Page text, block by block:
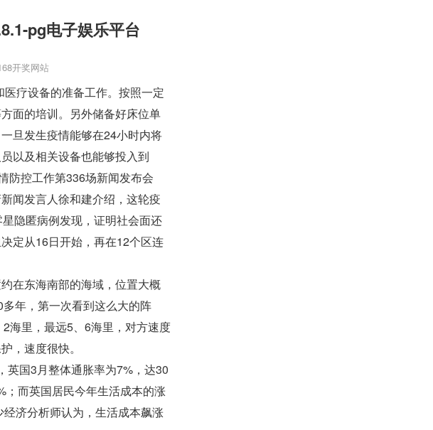
pg电子娱乐平台
开奖网站
疗设备的准备工作。按照一定
面的培训。另外储备好床位单
旦发生疫情能够在24小时内将
以及相关设备也能够投入到
控工作第336场新闻发布会
闻发言人徐和建介绍，这轮疫
隐匿病例发现，证明社会面还
定从16日开始，再在12个区连
在东海南部的海域，位置大概
年，第一次看到这么大的阵
海里，最远5、6海里，对方速度
，速度很快。
国3月整体通胀率为7%，达30
而英国居民今年生活成本的涨
济分析师认为，生活成本飙涨